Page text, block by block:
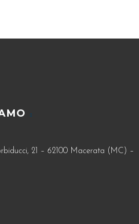
21 – 62100 Macerata (MC) –